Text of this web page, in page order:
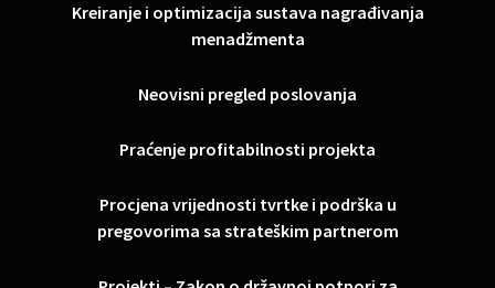
Kreiranje i optimizacija sustava nagrađivanja
menadžmenta
Neovisni pregled poslovanja
Praćenje profitabilnosti projekta
Procjena vrijednosti tvrtke i podrška u
pregovorima sa strateškim partnerom